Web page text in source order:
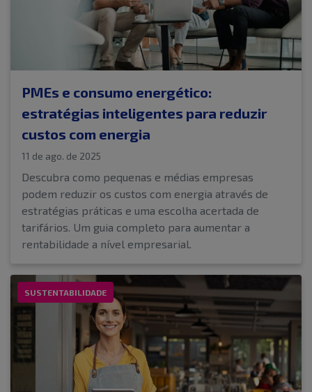
PMEs e consumo energético:
estratégias inteligentes para reduzir
custos com energia
11 de ago. de 2025
Descubra como pequenas e médias empresas
podem reduzir os custos com energia através de
estratégias práticas e uma escolha acertada de
tarifários. Um guia completo para aumentar a
rentabilidade a nível empresarial.
SUSTENTABILIDADE